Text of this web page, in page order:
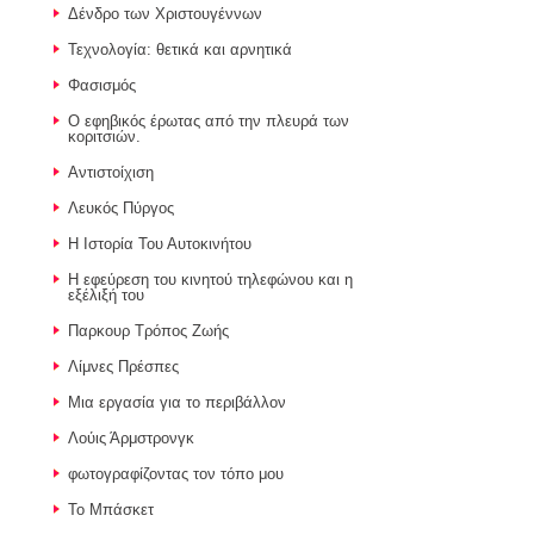
Δένδρο των Χριστουγέννων
Τεχνολογία: θετικά και αρνητικά
Φασισμός
Ο εφηβικός έρωτας από την πλευρά των
κοριτσιών.
Αντιστοίχιση
Λευκός Πύργος
Η Ιστορία Του Αυτοκινήτου
Η εφεύρεση του κινητού τηλεφώνου και η
εξέλιξή του
Παρκουρ Τρόπος Ζωής
Λίμνες Πρέσπες
Μια εργασία για το περιβάλλον
Λούις Άρμστρονγκ
φωτογραφίζοντας τον τόπο μου
Το Μπάσκετ